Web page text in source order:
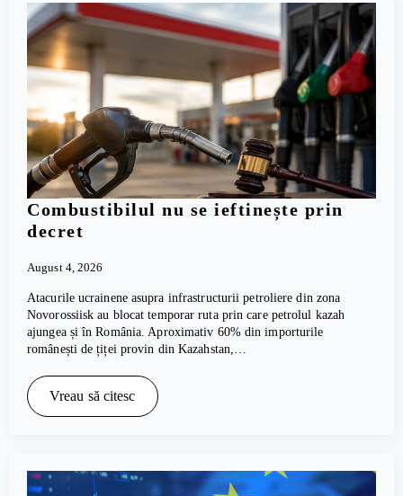
Combustibilul nu se ieftinește prin
decret
August 4, 2026
Atacurile ucrainene asupra infrastructurii petroliere din zona
Novorossiisk au blocat temporar ruta prin care petrolul kazah
ajungea și în România. Aproximativ 60% din importurile
românești de țiței provin din Kazahstan,…
Vreau să citesc